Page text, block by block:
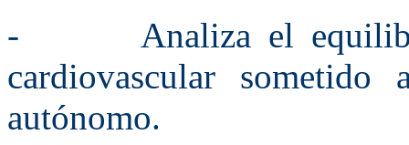
- Analiza el equilibrio
cardiovascular
autónomo.